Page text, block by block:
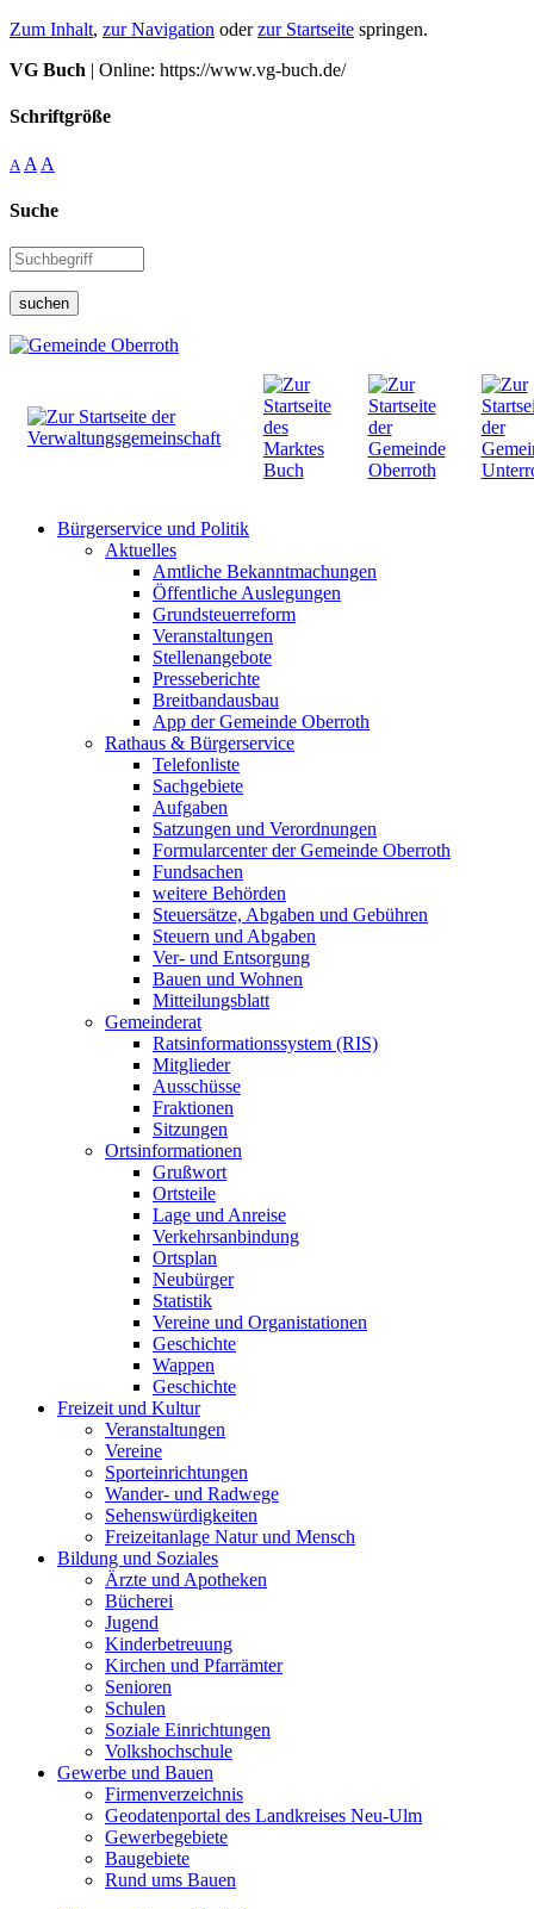
Zum Inhalt, zur Navigation oderzur Startseite springen.
VG Buch | Online: https://www.vg-buch.de/
Schriftgröße
A A A
Suche
suchen
Bürgerservice und Politik
Aktuelles
Amtliche Bekanntmachungen
Öffentliche Auslegungen
Grundsteuerreform
Veranstaltungen
Stellenangebote
Presseberichte
Breitbandausbau
App der Gemeinde Oberroth
Rathaus & Bürgerservice
Telefonliste
Sachgebiete
Aufgaben
Satzungen und Verordnungen
Formularcenter der Gemeinde Oberroth
Fundsachen
weitere Behörden
Steuersätze, Abgaben und Gebühren
Steuern und Abgaben
Ver- und Entsorgung
Bauen und Wohnen
Mitteilungsblatt
Gemeinderat
Ratsinformationssystem (RIS)
Mitglieder
Ausschüsse
Fraktionen
Sitzungen
Ortsinformationen
Grußwort
Ortsteile
Lage und Anreise
Verkehrsanbindung
Ortsplan
Neubürger
Statistik
Vereine und Organistationen
Geschichte
Wappen
Geschichte
Freizeit und Kultur
Veranstaltungen
Vereine
Sporteinrichtungen
Wander- und Radwege
Sehenswürdigkeiten
Freizeitanlage Natur und Mensch
Bildung und Soziales
Ärzte und Apotheken
Bücherei
Jugend
Kinderbetreuung
Kirchen und Pfarrämter
Senioren
Schulen
Soziale Einrichtungen
Volkshochschule
Gewerbe und Bauen
Firmenverzeichnis
Geodatenportal des Landkreises Neu-Ulm
Gewerbegebiete
Baugebiete
Rund ums Bauen